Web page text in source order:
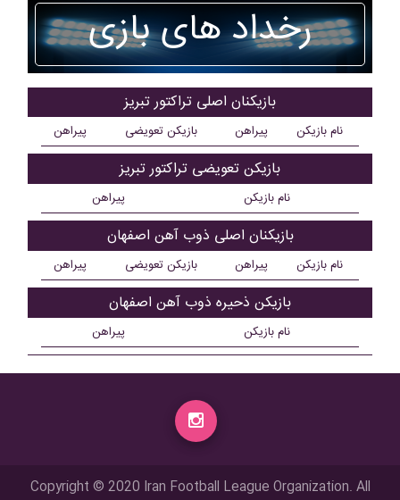
رخداد های بازی
بازیکنان اصلی تراکتور تبریز
نام بازیکن پیراهن بازیکن تعویضی پیراهن
بازیکن تعویضی تراکتور تبریز
نام بازیکن پیراهن
بازیکنان اصلی ذوب آهن اصفهان
نام بازیکن پیراهن بازیکن تعویضی پیراهن
بازیکن ذحیره ذوب آهن اصفهان
نام بازیکن پیراهن
Copyright © 2020 Iran Football League Organization. All